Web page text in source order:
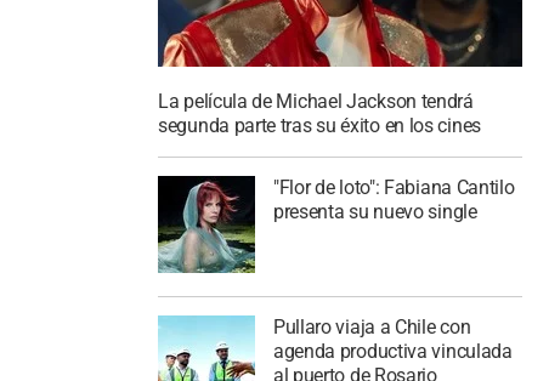
La película de Michael Jackson tendrá
segunda parte tras su éxito en los cines
"Flor de loto": Fabiana Cantilo
presenta su nuevo single
Pullaro viaja a Chile con
agenda productiva vinculada
al puerto de Rosario